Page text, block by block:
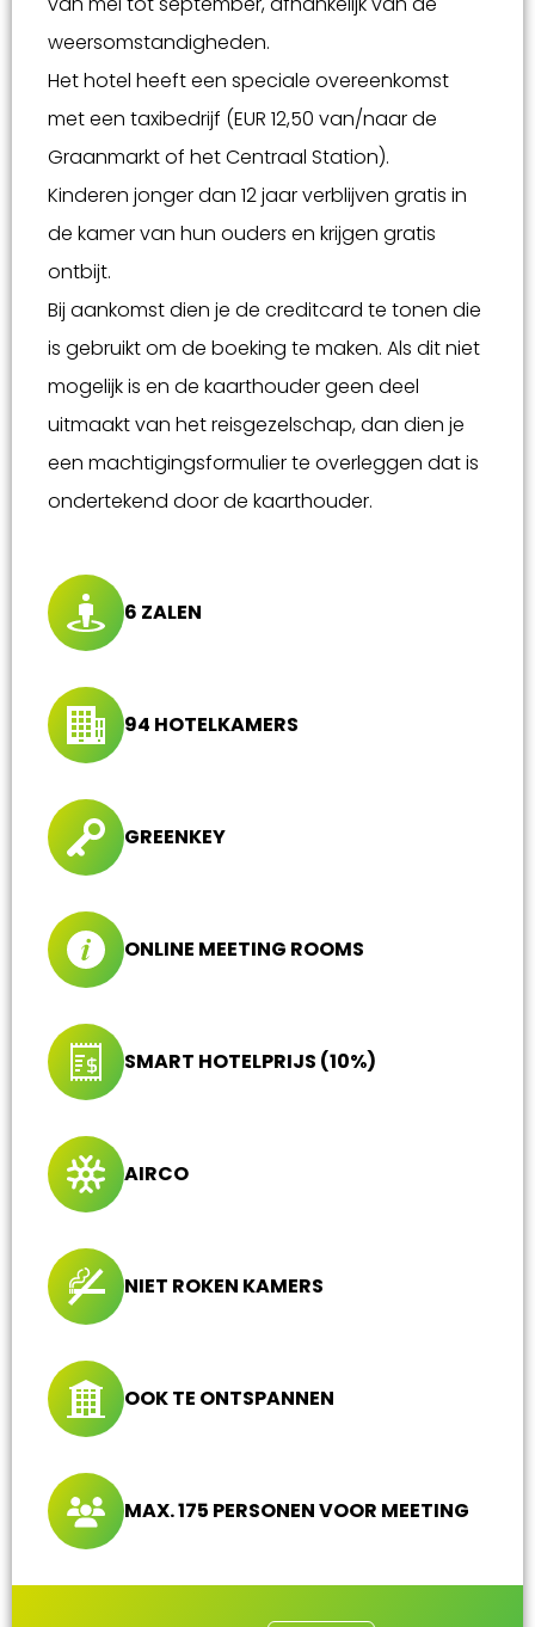
weersomstandigheden.
Het hotel heeft een speciale overeenkomst
met een taxibedrijf (EUR 12,50 van/naar de
Graanmarkt of het Centraal Station).
Kinderen jonger dan 12 jaar verblijven gratis in
de kamer van hun ouders en krijgen gratis
ontbijt.
Bij aankomst dien je de creditcard te tonen die
is gebruikt om de boeking te maken. Als dit niet
mogelijk is en de kaarthouder geen deel
uitmaakt van het reisgezelschap, dan dien je
een machtigingsformulier te overleggen dat is
ondertekend door de kaarthouder.
6 ZALEN
94 HOTELKAMERS
GREENKEY
ONLINE MEETING ROOMS
SMART HOTELPRIJS (10%)
AIRCO
NIET ROKEN KAMERS
OOK TE ONTSPANNEN
MAX. 175 PERSONEN VOOR MEETING